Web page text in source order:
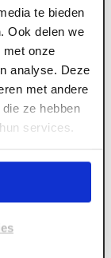
te bieden
Ook delen we
met onze
analyse. Deze
met andere
ze hebben
services.
Totaal